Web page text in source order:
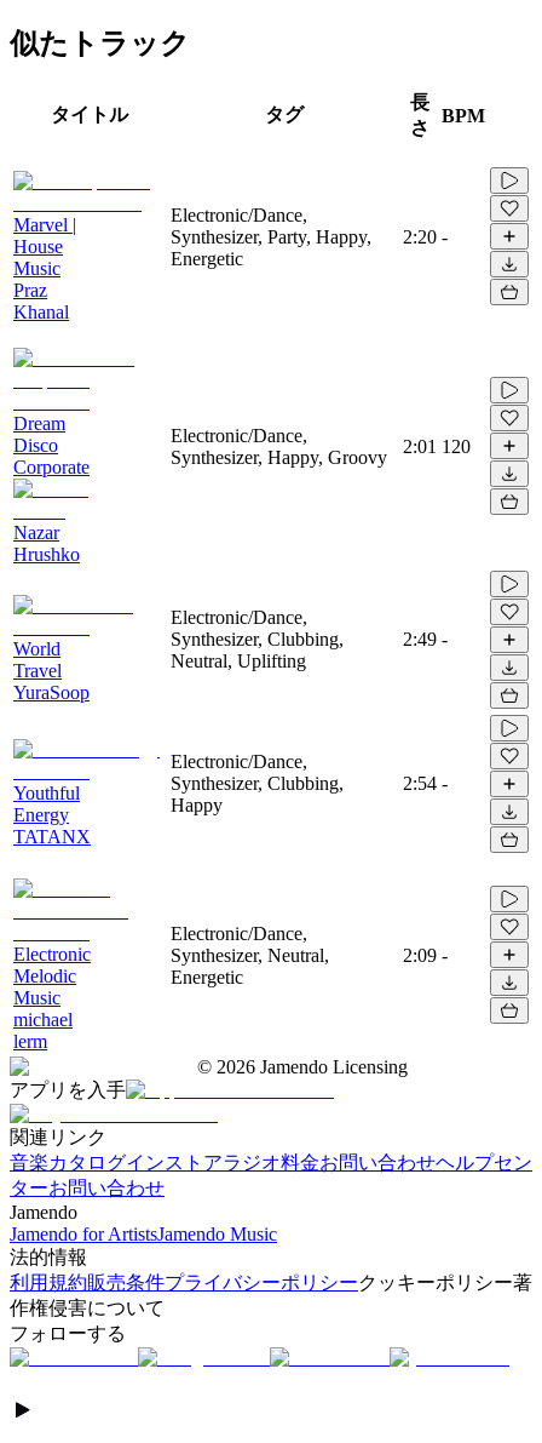
似たトラック
タイトル タグ
長
さ
BPM
Marvel |
House
Music
Praz
Khanal
Electronic/Dance,
Synthesizer, Party, Happy,
Energetic
2:20 -
Dream
Disco
Corporate
Nazar
Hrushko
Electronic/Dance,
Synthesizer, Happy, Groovy
2:01 120
World
Travel
YuraSoop
Electronic/Dance,
Synthesizer, Clubbing,
Neutral, Uplifting
2:49 -
Youthful
Energy
TATANX
Electronic/Dance,
Synthesizer, Clubbing,
Happy
2:54 -
Electronic
Melodic
Music
michael
lerm
Electronic/Dance,
Synthesizer, Neutral,
Energetic
2:09 -
© 2026 Jamendo Licensing
アプリを入手
関連リンク
音楽カタログインストアラジオ料金お問い合わせヘルプセン
ターお問い合わせ
Jamendo
Jamendo for ArtistsJamendo Music
法的情報
利用規約販売条件プライバシーポリシークッキーポリシー著
作権侵害について
フォローする